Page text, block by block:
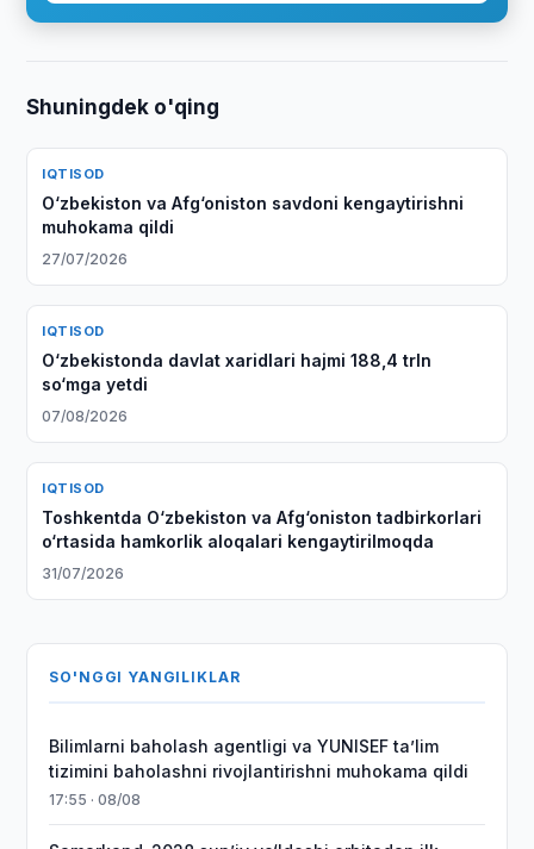
Shuningdek o'qing
IQTISOD
O‘zbekiston va Afg‘oniston savdoni kengaytirishni
muhokama qildi
27/07/2026
IQTISOD
O‘zbekistonda davlat xaridlari hajmi 188,4 trln
so‘mga yetdi
07/08/2026
IQTISOD
Toshkentda O‘zbekiston va Afg‘oniston tadbirkorlari
o‘rtasida hamkorlik aloqalari kengaytirilmoqda
31/07/2026
SO'NGGI YANGILIKLAR
Bilimlarni baholash agentligi va YUNISEF taʼlim
tizimini baholashni rivojlantirishni muhokama qildi
17:55 · 08/08